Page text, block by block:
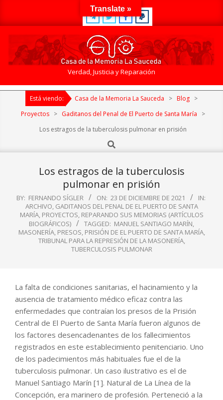
de
Memoria
Verdad, Justicia y Reparación
Primary
NavigationEstá viendo: Casa de la Memoria La Sauceda > Blog >
Proyectos > Gaditanos del Penal de El Puerto de Santa María
>
Los estragos de la tuberculosis pulmonar en prisión
Search
Los estragos de la tuberculosis
pulmonar en prisión
BY: FERNANDO SÍGLER ON: 23 DE DICIEMBRE DE 2021
IN:
ARCHIVO, GADITANOS DEL PENAL DE EL PUERTO DE SANTA
MARÍA, PROYECTOS, REPARANDO SUS MEMORIAS (ARTÍCULOS
BIOGRÁFICOS)
TAGGED: MANUEL SANTIAGO MARÍN,
MASONERÍA, PRESOS, PRISIÓN DE EL PUERTO DE SANTA MARÍA,
TRIBUNAL PARA LA REPRESIÓN DE LA MASONERÍA,
TUBERCULOSIS PULMONAR
La falta de condiciones sanitarias, el hacinamiento y la
ausencia de tratamiento médico eficaz contra las
enfermedades que contraían los presos de la Prisión
Central de El Puerto de Santa María fueron algunos de
los factores desencadenantes de los fallecimientos
registrados en este establecimiento penitenciario. Uno
de los padecimientos más habituales fue el de la
tuberculosis pulmonar. Un caso ilustrativo es el de
Manuel Santiago Marín [1]. Natural de La Línea de la
Concepción, era marinero de profesión. Perteneció a la
Translate »